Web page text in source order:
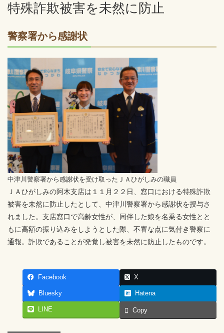
特殊詐欺被害を未然に防止
警察署から感謝状
中津川警察署から感謝状を受け取ったＪＡひがしみの職員
ＪＡひがしみの阿木支店は１１月２２日、窓口における特殊詐欺
被害を未然に防止したとして、中津川警察署から感謝状を授与さ
れました。支店窓口で高齢女性が、同伴した娘を名乗る女性とと
もに高額の振り込みをしようとした際、不審な点に気付き警察に
通報。詐欺であることが発覚し被害を未然に防止したものです。
Facebook X
Bluesky Hatena
LINE Copy